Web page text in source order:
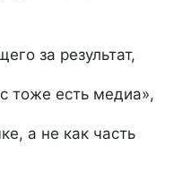
за результат,
тоже есть медиа»,
а не как часть